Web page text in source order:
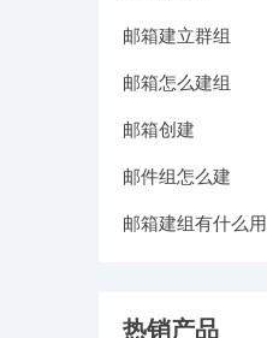
邮箱建立群组
邮箱怎么建组
邮箱创建
邮件组怎么建
邮箱建组有什么用
热销产品